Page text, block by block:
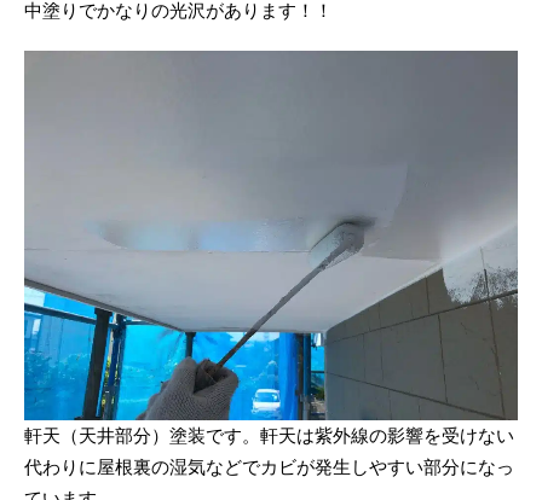
中塗りでかなりの光沢があります！！
軒天（天井部分）塗装です。軒天は紫外線の影響を受けない
代わりに屋根裏の湿気などでカビが発生しやすい部分になっ